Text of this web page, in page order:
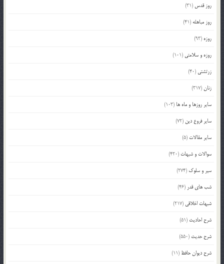
روز قدس (31)
روز مباهله (41)
روزه (93)
روزه و سلامتی (101)
زرتشتی (40)
زنان(317)
سایر روزها و ماه ها (103)
سایر فروع دین (72)
سایر مقالات (5)
سوالات و شبهات (420)
سیر و سلوک (274)
شب های قدر (46)
شبهات اخلاقی (217)
شرح احادیث (51)
شرح حدیث (550)
شرح دیوان حافظ (11)